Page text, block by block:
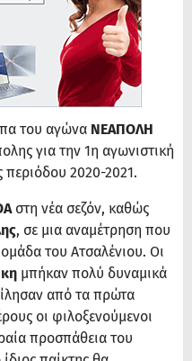
του αγώνα ΝΕΑΠΟΛΗ
για την 1η αγωνιστική
2020-2021.
στη νέα σεζόν, καθώς
, σε μια αναμέτρηση που
του Ατσαλένιου. Οι
μπήκαν πολύ δυναμικά
από τα πρώτα
οι φιλοξενούμενοι
προσπάθεια του